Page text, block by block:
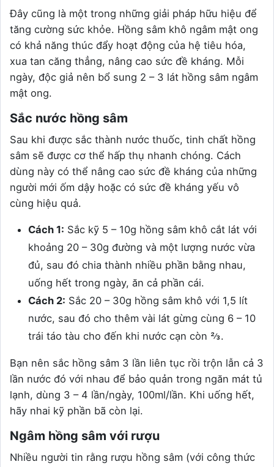
Đây cũng là một trong những giải pháp hữu hiệu để
tăng cường sức khỏe. Hồng sâm khô ngâm mật ong
có khả năng thúc đẩy hoạt động của hệ tiêu hóa,
xua tan căng thẳng, nâng cao sức đề kháng. Mỗi
ngày, độc giả nên bổ sung 2 – 3 lát hồng sâm ngâm
mật ong.
Sắc nước hồng sâm
Sau khi được sắc thành nước thuốc, tinh chất hồng
sâm sẽ được cơ thể hấp thụ nhanh chóng. Cách
dùng này có thể nâng cao sức đề kháng của những
người mới ốm dậy hoặc có sức đề kháng yếu vô
cùng hiệu quả.
Cách 1: Sắc kỹ 5 – 10g hồng sâm khô cắt lát với
khoảng 20 – 30g đường và một lượng nước vừa
đủ, sau đó chia thành nhiều phần bằng nhau,
uống hết trong ngày, ăn cả phần cái.
Cách 2: Sắc 20 – 30g hồng sâm khô với 1,5 lít
nước, sau đó cho thêm vài lát gừng cùng 6 – 10
trái táo tàu cho đến khi nước cạn còn ⅔.
Bạn nên sắc hồng sâm 3 lần liên tục rồi trộn lẫn cả 3
lần nước đó với nhau để bảo quản trong ngăn mát tủ
lạnh, dùng 3 – 4 lần/ngày, 100ml/lần. Khi uống hết,
hãy nhai kỹ phần bã còn lại.
Ngâm hồng sâm với rượu
Nhiều người tin rằng rượu hồng sâm (với công thức